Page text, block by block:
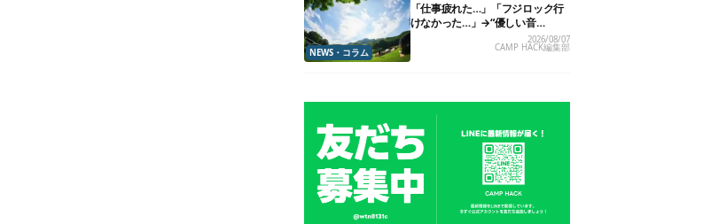
NEWS・コラム
「仕事疲れた…」「フジロック行
けなかった…」→“優しい音
楽”と“大きな自然”で治癒。まだ間
に合います。
2026/08/07
CAMP HACK編集部